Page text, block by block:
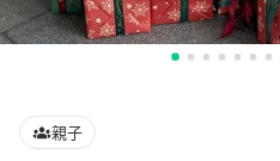
親子